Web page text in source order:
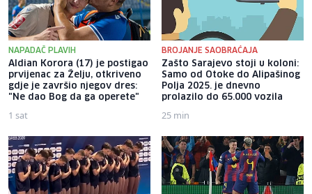
NAPADAČ PLAVIH
Aldian Korora (17) je postigao
prvijenac za Želju, otkriveno
gdje je završio njegov dres:
"Ne dao Bog da ga operete"
1 sat
BROJANJE SAOBRAĆAJA
Zašto Sarajevo stoji u koloni:
Samo od Otoke do Alipašinog
Polja 2025. je dnevno
prolazilo do 65.000 vozila
25 min